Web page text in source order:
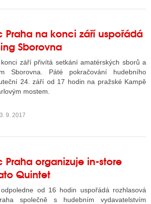
Praha na konci září uspořádá
Sborovna
září přivítá setkání amatérských sborů a
Sborovna. Páté pokračování hudebního
24. září od 17 hodin na pražské Kampě
mostem.
9. 2017
Praha organizuje in-store
Quintet
od 16 hodin uspořádá rozhlasová
společně s hudebním vydavatelstvím